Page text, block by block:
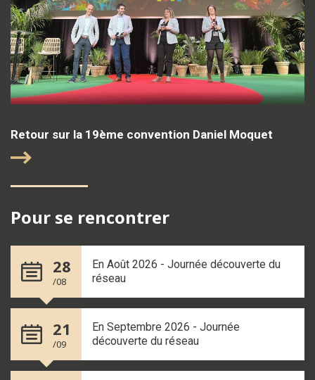
Retour sur la 19ème convention Daniel Moquet
Pour se rencontrer
28
/08
En Août 2026 - Journée découverte du
réseau
21
/09
En Septembre 2026 - Journée
découverte du réseau